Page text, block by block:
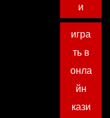
и
игра
ть в
онла
йн
кази